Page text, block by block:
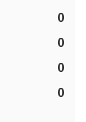
0
0
0
0